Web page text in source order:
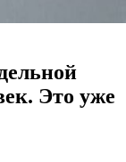
Это уже